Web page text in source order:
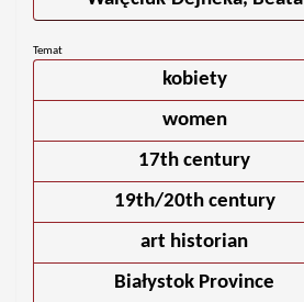
Temat
kobiety
women
17th century
19th/20th century
art historian
Białystok Province